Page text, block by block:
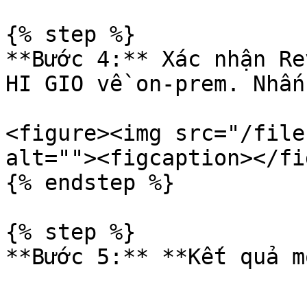
{% step %}
**Bước 4:** Xác nhận
HI GIO về on-prem. Nhấn
<figure><img src="/files/
alt=""><figcaption></
{% endstep %}
{% step %}
**Bước 5:** **Kết quả